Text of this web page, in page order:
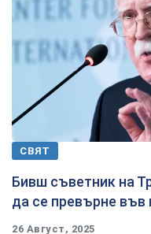
СВЯТ
Бивш съветник на
да се превърне във
26 Август, 2025